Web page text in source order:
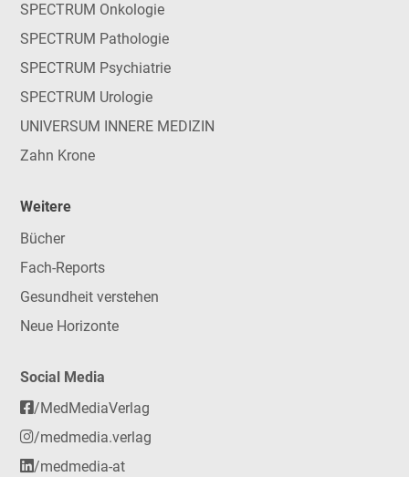
SPECTRUM Onkologie
SPECTRUM Pathologie
SPECTRUM Psychiatrie
SPECTRUM Urologie
UNIVERSUM INNERE MEDIZIN
Zahn Krone
Weitere
Bücher
Fach-Reports
Gesundheit verstehen
Neue Horizonte
Social Media
/MedMediaVerlag
/medmedia.verlag
/medmedia-at